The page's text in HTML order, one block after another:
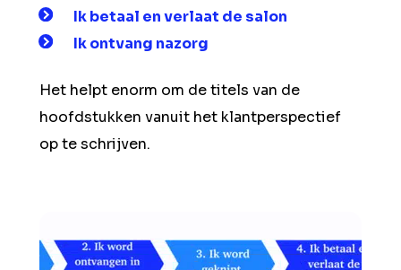
Ik betaal en verlaat de salon
Ik ontvang nazorg
Het helpt enorm om de titels van de
hoofdstukken vanuit het klantperspectief
op te schrijven.